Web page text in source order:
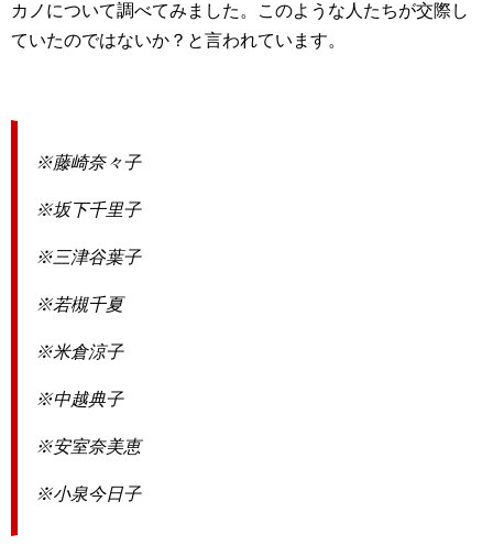
カノについて調べてみました。このような人たちが交際し
ていたのではないか？と言われています。
※藤崎奈々子
※坂下千里子
※三津谷葉子
※若槻千夏
※米倉涼子
※中越典子
※安室奈美恵
※小泉今日子